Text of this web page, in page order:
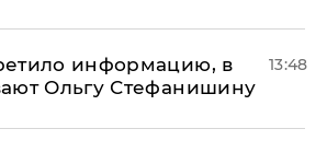
информацию, в
Ольгу Стефанишину
13:48